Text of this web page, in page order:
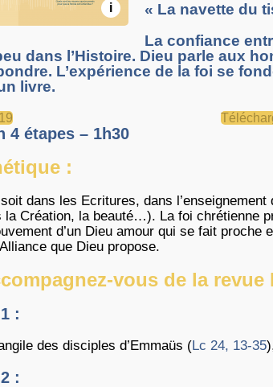
i
« La navette du
La confiance
dans l’Histoire. Dieu parle aux
L’expérience de la foi se
livre.
4 étapes – 1h30
:
dans les Ecritures, dans
Création, la beauté…). La foi chrétienne
d’un Dieu amour qui se fait
que Dieu propose.
vous de la revue
:
des disciples d’Emmaüs (Lc 24, 13-35
: